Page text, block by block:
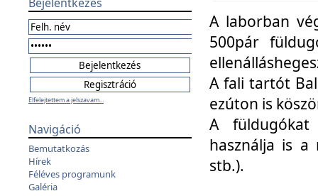
Elfelejtettem a jelszavam...
Navigáció
Bemutatkozás
Hírek
Féléves programunk
Galéria
A laborban
500pár
A fali tartót
ezúton is
A füldugókat
használja is a
stb.).